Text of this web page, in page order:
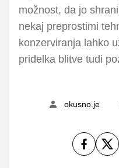
možnost, da jo
nekaj preprostimi
konzerviranja lahko
pridelka blitve tudi
okusno.je